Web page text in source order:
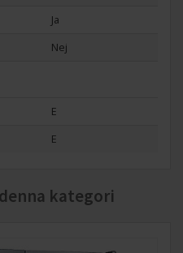
Ja
Nej
E
E
kategori